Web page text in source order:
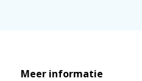
Meer informatie